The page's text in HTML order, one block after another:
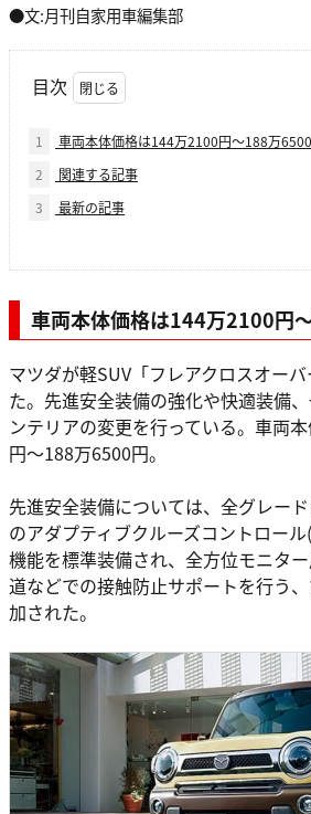
●文:月刊自家用車編集部
目次
1
車両本体価格は144万2100円〜188万
2
関連する記事
3
最新の記事
車両本体価格は144万2100円
マツダが軽SUV「フレアクロスオー
た。先進安全装備の強化や快適装備
ンテリアの変更を行っている。車両
円〜188万6500円。
先進安全装備については、全グレー
のアダプティブクルーズコントロー
機能を標準装備され、全方位モニタ
道などでの接触防止サポートを行う
加された。